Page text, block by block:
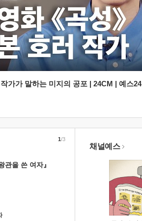
가가 말하는 미지의 공포 | 24CM | 예스24
관을 쓴 여자』
1/3
채널예스